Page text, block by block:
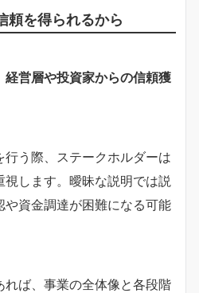
頼を得られるから
経営層や投資家からの信頼獲
う際、ステークホルダーは
します。曖昧な説明では説
資金調達が困難になる可能
ば、事業の全体像と各段階